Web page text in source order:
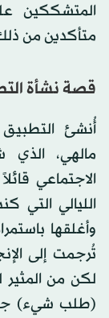
المتشككين
متأكدين من
قصة نشأة
أُنشئ
مالهي، الذي
الاجتماعي
الليالي التي
وأغلقها
تُرجمت إلى
لكن من
(طلب شيء)